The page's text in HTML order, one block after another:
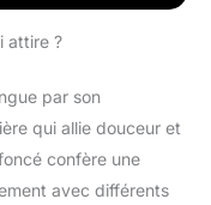
attire ?
par son
qui allie douceur et
confère une
avec différents